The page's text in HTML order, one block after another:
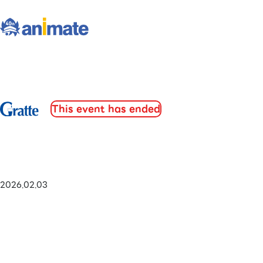
This event has ended
2026.02.03